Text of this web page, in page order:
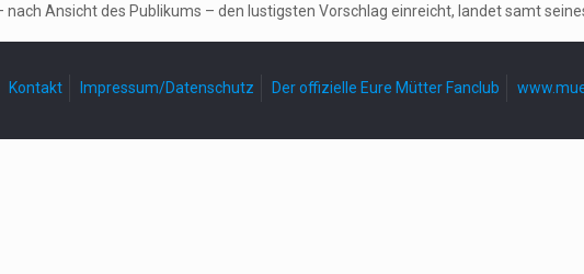
Ansicht des Publikums – den lustigsten Vorschlag einreicht, landet samt
Kontakt Impressum/Datenschutz Der offizielle Eure Mütter Fanclub